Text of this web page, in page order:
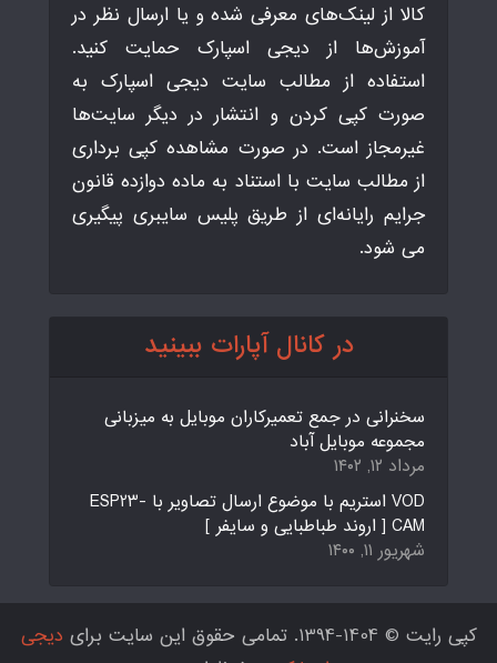
کالا از لینک‌های معرفی شده و یا ارسال نظر در
آموزش‌ها از دیجی اسپارک حمایت کنید.
استفاده از مطالب سایت دیجی اسپارک به
صورت کپی کردن و انتشار در دیگر سایت‌ها
غیرمجاز است. در صورت مشاهده کپی برداری
از مطالب سایت با استناد به ماده دوازده قانون
جرایم رایانه‌ای از طریق پلیس سایبری پیگیری
می شود.
در کانال آپارات ببینید
سخنرانی در جمع تعمیرکاران موبایل به میزبانی
مجموعه موبایل آباد
مرداد ۱۲, ۱۴۰۲
VOD استریم با موضوع ارسال تصاویر با ESP23-
CAM [ اروند طباطبایی و سایفر ]
شهریور ۱۱, ۱۴۰۰
کپی رایت © 1404-1394. تمامی حقوق این سایت برای
دیجی